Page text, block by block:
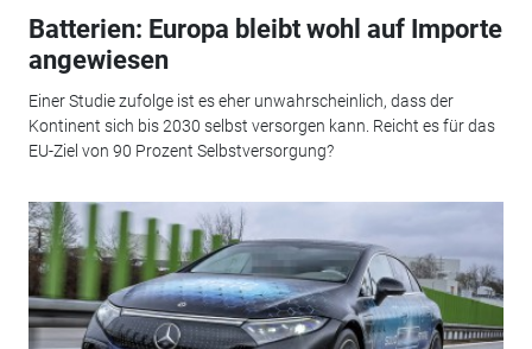
Batterien: Europa bleibt wohl auf Importe
angewiesen
Einer Studie zufolge ist es eher unwahrscheinlich, dass der
Kontinent sich bis 2030 selbst versorgen kann. Reicht es für das
EU-Ziel von 90 Prozent Selbstversorgung?